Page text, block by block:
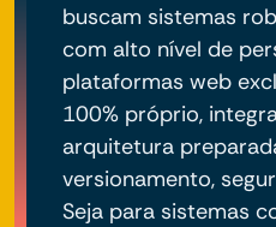
buscam sistemas
com alto nível de
plataformas web
100% próprio,
arquitetura
versionamento,
Seja para sistemas